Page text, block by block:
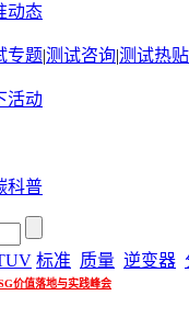
动态
专题|测试咨询|测试热贴
活动
科普
标准 质量 逆变器
价值落地与实践峰会